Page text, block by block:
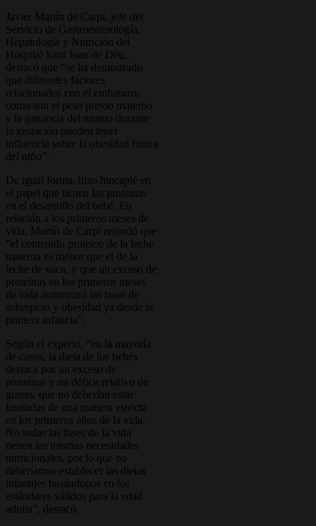
Javier Martín de Carpi, jefe del
Servicio de Gastroenterología,
Hepatología y Nutrición del
Hospital Sant Joan de Déu,
destacó que “se ha demostrado
que diferentes factores
relacionados con el embarazo,
como son el peso previo materno
y la ganancia del mismo durante
la gestación pueden tener
influencia sobre la obesidad futura
del niño”.
De igual forma, hizo hincapié en
el papel que tienen las proteínas
en el desarrollo del bebé. En
relación a los primeros meses de
vida, Martín de Carpi recordó que
”el contenido proteico de la leche
materna es menor que el de la
leche de vaca, y que un exceso de
proteínas en los primeros meses
de vida aumentará las tasas de
sobrepeso y obesidad ya desde la
primera infancia”.
Según el experto, “en la mayoría
de casos, la dieta de los bebés
destaca por un exceso de
proteínas y un déficit relativo de
grasas, que no deberían estar
limitadas de una manera estricta
en los primeros años de la vida.
No todas las fases de la vida
tienen las mismas necesidades
nutricionales, por lo que no
deberíamos establecer las dietas
infantiles basándonos en los
estándares válidos para la edad
adulta”, destacó.